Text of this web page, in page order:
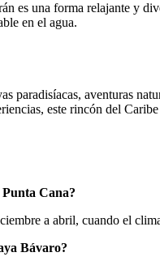
es una forma relajante y
en el agua.
paradisíacas, aventuras
este rincón del
Cana?
a abril, cuando el
Bávaro?